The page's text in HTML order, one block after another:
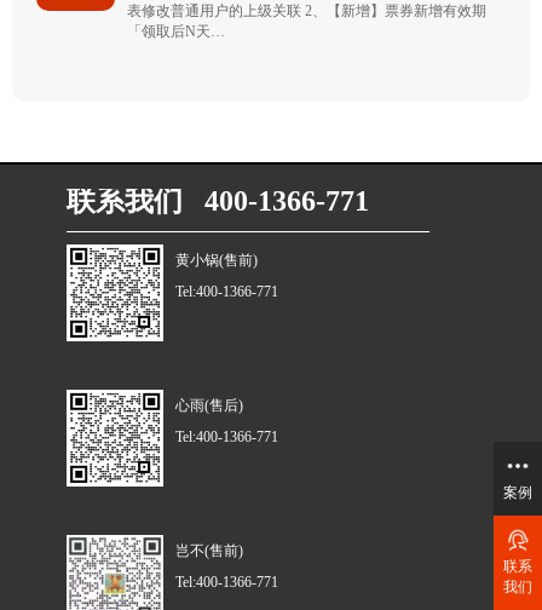
表修改普通用户的上级关联 2、【新增】票券新增有效期
「领取后N天…
联系我们 400-1366-771
黄小锅(售前)
Tel:400-1366-771
心雨(售后)
Tel:400-1366-771
岂不(售前)
Tel:400-1366-771
案例
联系
我们